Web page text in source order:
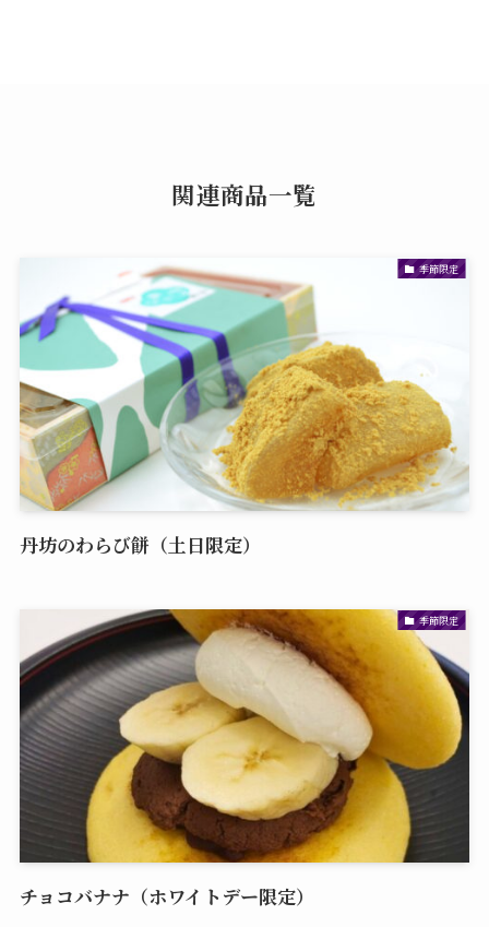
関連商品一覧
季節限定
丹坊のわらび餅（土日限定）
季節限定
チョコバナナ（ホワイトデー限定）